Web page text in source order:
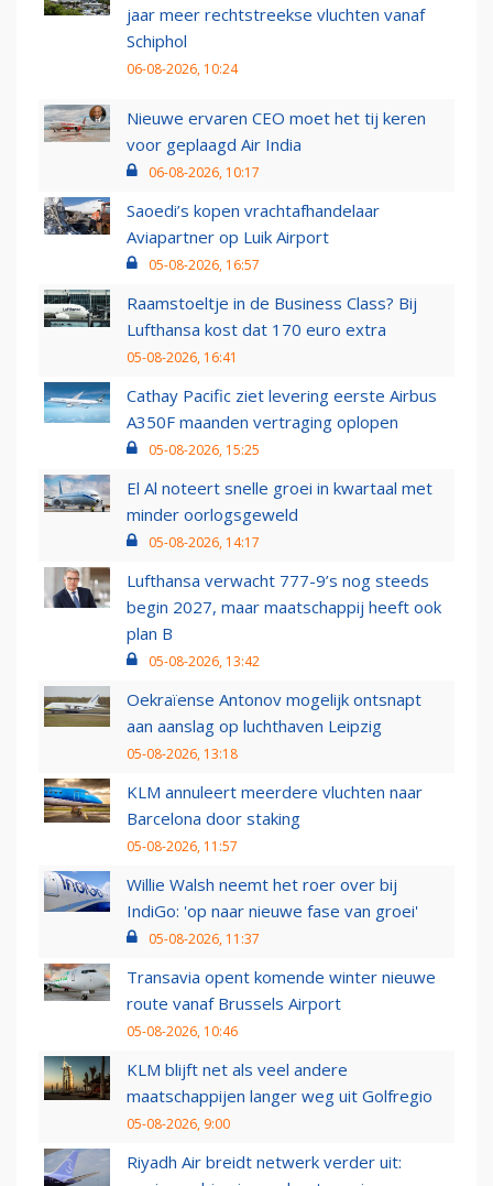
jaar meer rechtstreekse vluchten vanaf
Schiphol
06-08-2026, 10:24
Nieuwe ervaren CEO moet het tij keren
voor geplaagd Air India
06-08-2026, 10:17
Saoedi’s kopen vrachtafhandelaar
Aviapartner op Luik Airport
05-08-2026, 16:57
Raamstoeltje in de Business Class? Bij
Lufthansa kost dat 170 euro extra
05-08-2026, 16:41
Cathay Pacific ziet levering eerste Airbus
A350F maanden vertraging oplopen
05-08-2026, 15:25
El Al noteert snelle groei in kwartaal met
minder oorlogsgeweld
05-08-2026, 14:17
Lufthansa verwacht 777-9’s nog steeds
begin 2027, maar maatschappij heeft ook
plan B
05-08-2026, 13:42
Oekraïense Antonov mogelijk ontsnapt
aan aanslag op luchthaven Leipzig
05-08-2026, 13:18
KLM annuleert meerdere vluchten naar
Barcelona door staking
05-08-2026, 11:57
Willie Walsh neemt het roer over bij
IndiGo: 'op naar nieuwe fase van groei'
05-08-2026, 11:37
Transavia opent komende winter nieuwe
route vanaf Brussels Airport
05-08-2026, 10:46
KLM blijft net als veel andere
maatschappijen langer weg uit Golfregio
05-08-2026, 9:00
Riyadh Air breidt netwerk verder uit: